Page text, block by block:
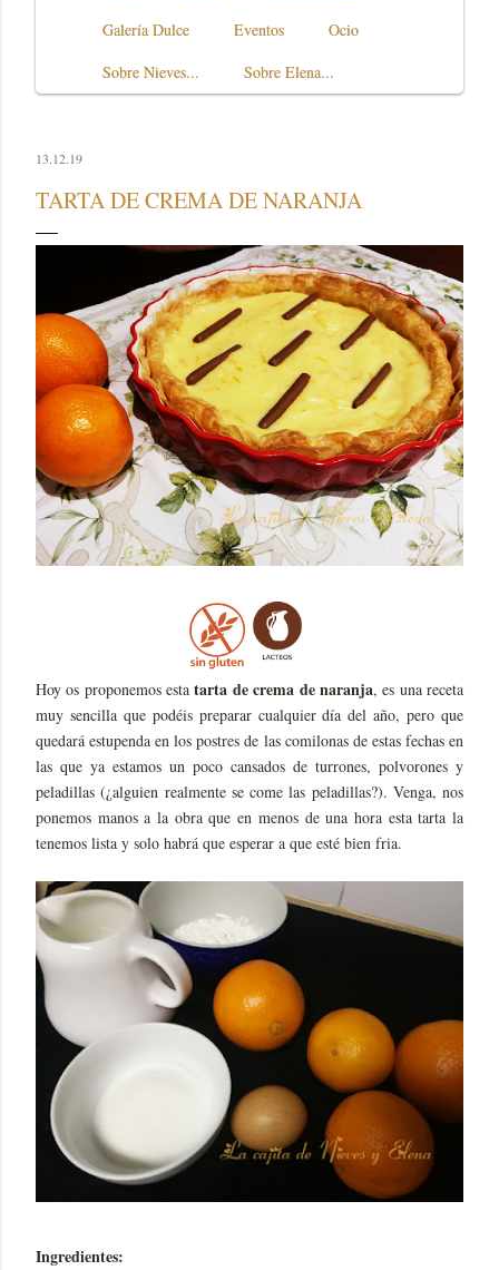
Galería Dulce
Eventos
Ocio
Sobre Nieves...
Sobre Elena...
13.12.19
TARTA DE CREMA DE NARANJA
Hoy os proponemos estatarta de crema de naranja, es una receta
muy sencilla que podéis preparar cualquier día del año, pero que
quedará estupenda en los postres de las comilonas de estas fechas en
las que ya estamos un poco cansados de turrones, polvorones y
peladillas (¿alguien realmente se come las peladillas?). Venga, nos
ponemos manos a la obra que en menos de una hora esta tarta la
tenemos lista y solo habrá que esperar a que esté bien fria.
Ingredientes: